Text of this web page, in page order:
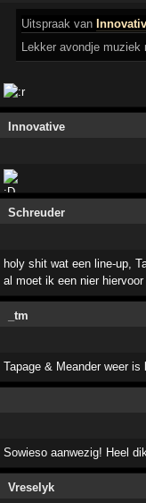
Uitspraak van
Lekker avondje
Innovative
Schreuder
holy shit wat een line-up,
al moet ik een nier
_tm
Tapage & Meander weer
Sowieso aanwezig! Heel
Vreselyk